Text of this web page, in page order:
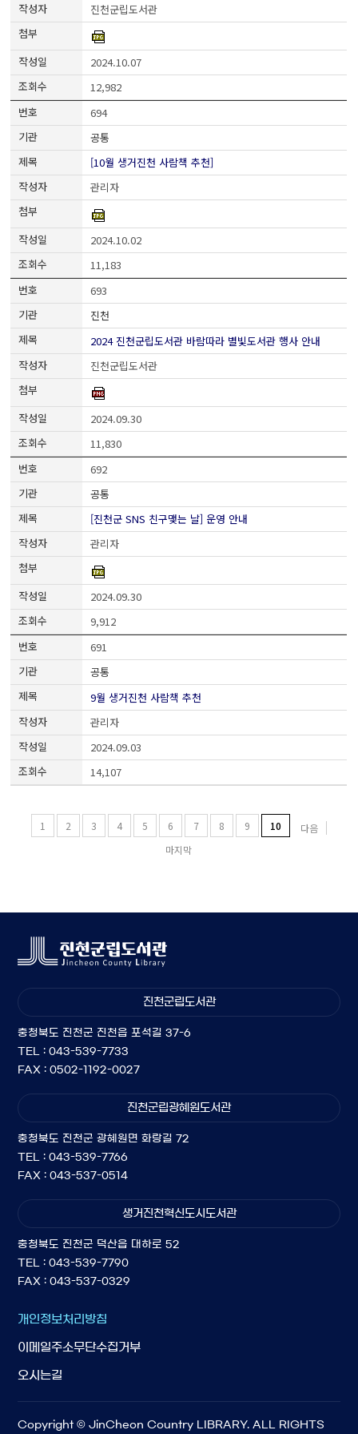
진천군립도서관
2024.10.07
12,982
694
공통
[10월 생거진천 사람책 추천]
관리자
2024.10.02
11,183
693
진천
2024 진천군립도서관 바람따라 별빛도서관 행사 안내
진천군립도서관
2024.09.30
11,830
692
공통
[진천군 SNS 친구맺는 날] 운영 안내
관리자
2024.09.30
9,912
691
공통
9월 생거진천 사람책 추천
관리자
2024.09.03
14,107
1 2 3 4 5 6 7 8 9 10
다음
마지막
진천군립도서관
충청북도 진천군 진천읍 포석길 37-6
TEL : 043-539-7733
FAX : 0502-1192-0027
진천군립광혜원도서관
충청북도 진천군 광혜원면 화랑길 72
TEL : 043-539-7766
FAX : 043-537-0514
생거진천혁신도시도서관
충청북도 진천군 덕산읍 대하로 52
TEL : 043-539-7790
FAX : 043-537-0329
개인정보처리방침
이메일주소무단수집거부
오시는길
Copyright © JinCheon Country LIBRARY. ALL RIGHTS